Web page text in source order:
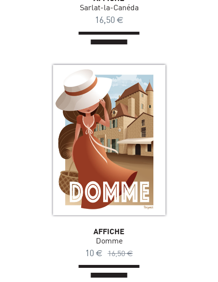
Sarlat-la-Canéda
16,50 €
AFFICHE
Domme
10 € 16,50€